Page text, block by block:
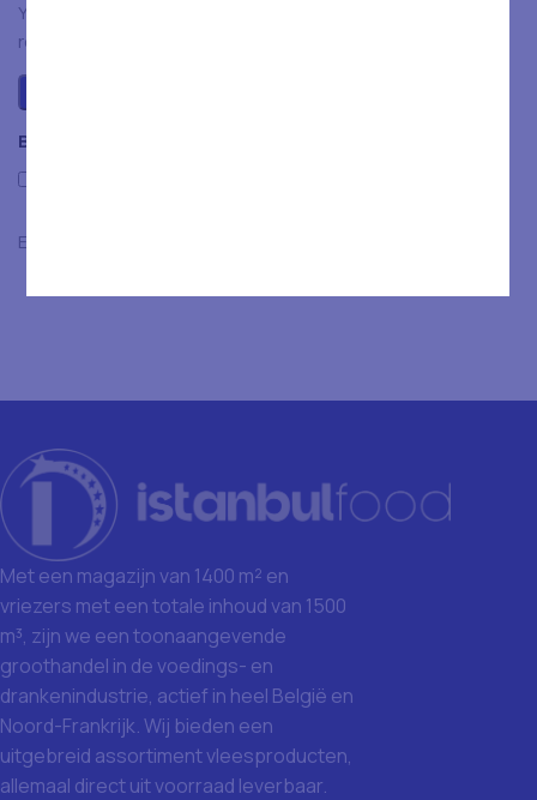
Beoordelingen
Er zijn nog geen beoordelingen.
You have to be logged in to be able to add photos to your
review.
Met een magazijn van 1400 m² en
vriezers met een totale inhoud van 1500
m³, zijn we een toonaangevende
groothandel in de voedings- en
drankenindustrie, actief in heel België en
Noord-Frankrijk. Wij bieden een
uitgebreid assortiment vleesproducten,
allemaal direct uit voorraad leverbaar.